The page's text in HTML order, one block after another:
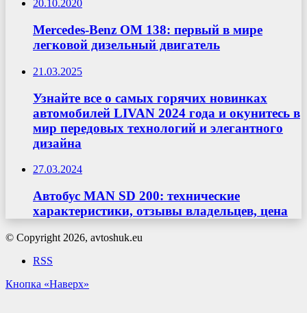
20.10.2020
Mercedes-Benz OM 138: первый в мире
легковой дизельный двигатель
21.03.2025
Узнайте все о самых горячих новинках
автомобилей LIVAN 2024 года и окунитесь в
мир передовых технологий и элегантного
дизайна
27.03.2024
Автобус MAN SD 200: технические
характеристики, отзывы владельцев, цена
© Copyright 2026, avtoshuk.eu
RSS
Кнопка «Наверх»